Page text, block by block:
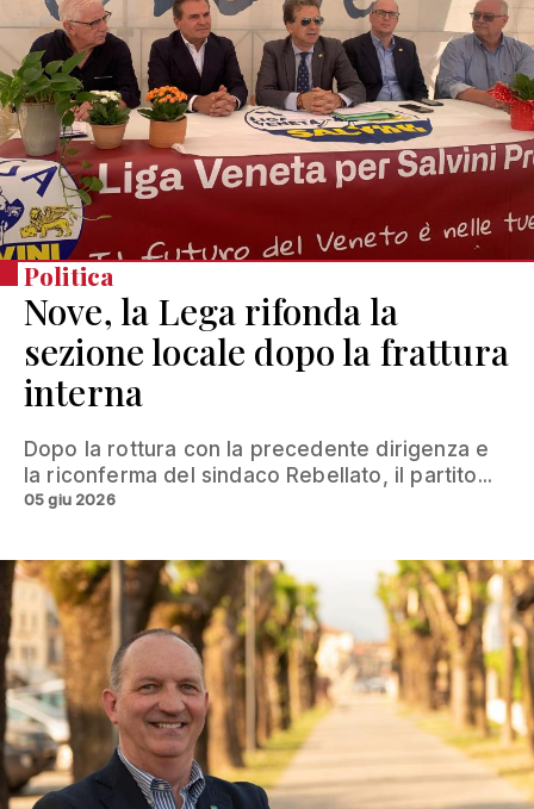
Politica
Nove, la Lega rifonda la
sezione locale dopo la frattura
interna
Dopo la rottura con la precedente dirigenza e
la riconferma del sindaco Rebellato, il partito...
05 giu 2026